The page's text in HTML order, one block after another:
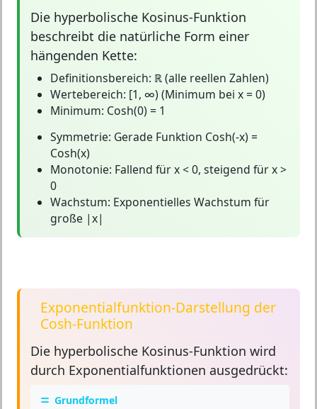
Die hyperbolische Kosinus-Funktion
beschreibt die natürliche Form einer
hängenden Kette:
Definitionsbereich: ℝ (alle reellen Zahlen)
Wertebereich: [1, ∞) (Minimum bei x = 0)
Minimum: Cosh(0) = 1
Symmetrie: Gerade Funktion Cosh(-x) =
Cosh(x)
Monotonie: Fallend für x < 0, steigend für x >
0
Wachstum: Exponentielles Wachstum für
große |x|
Exponentialfunktion-Darstellung der
Cosh-Funktion
Die hyperbolische Kosinus-Funktion wird
durch Exponentialfunktionen ausgedrückt:
Grundformel